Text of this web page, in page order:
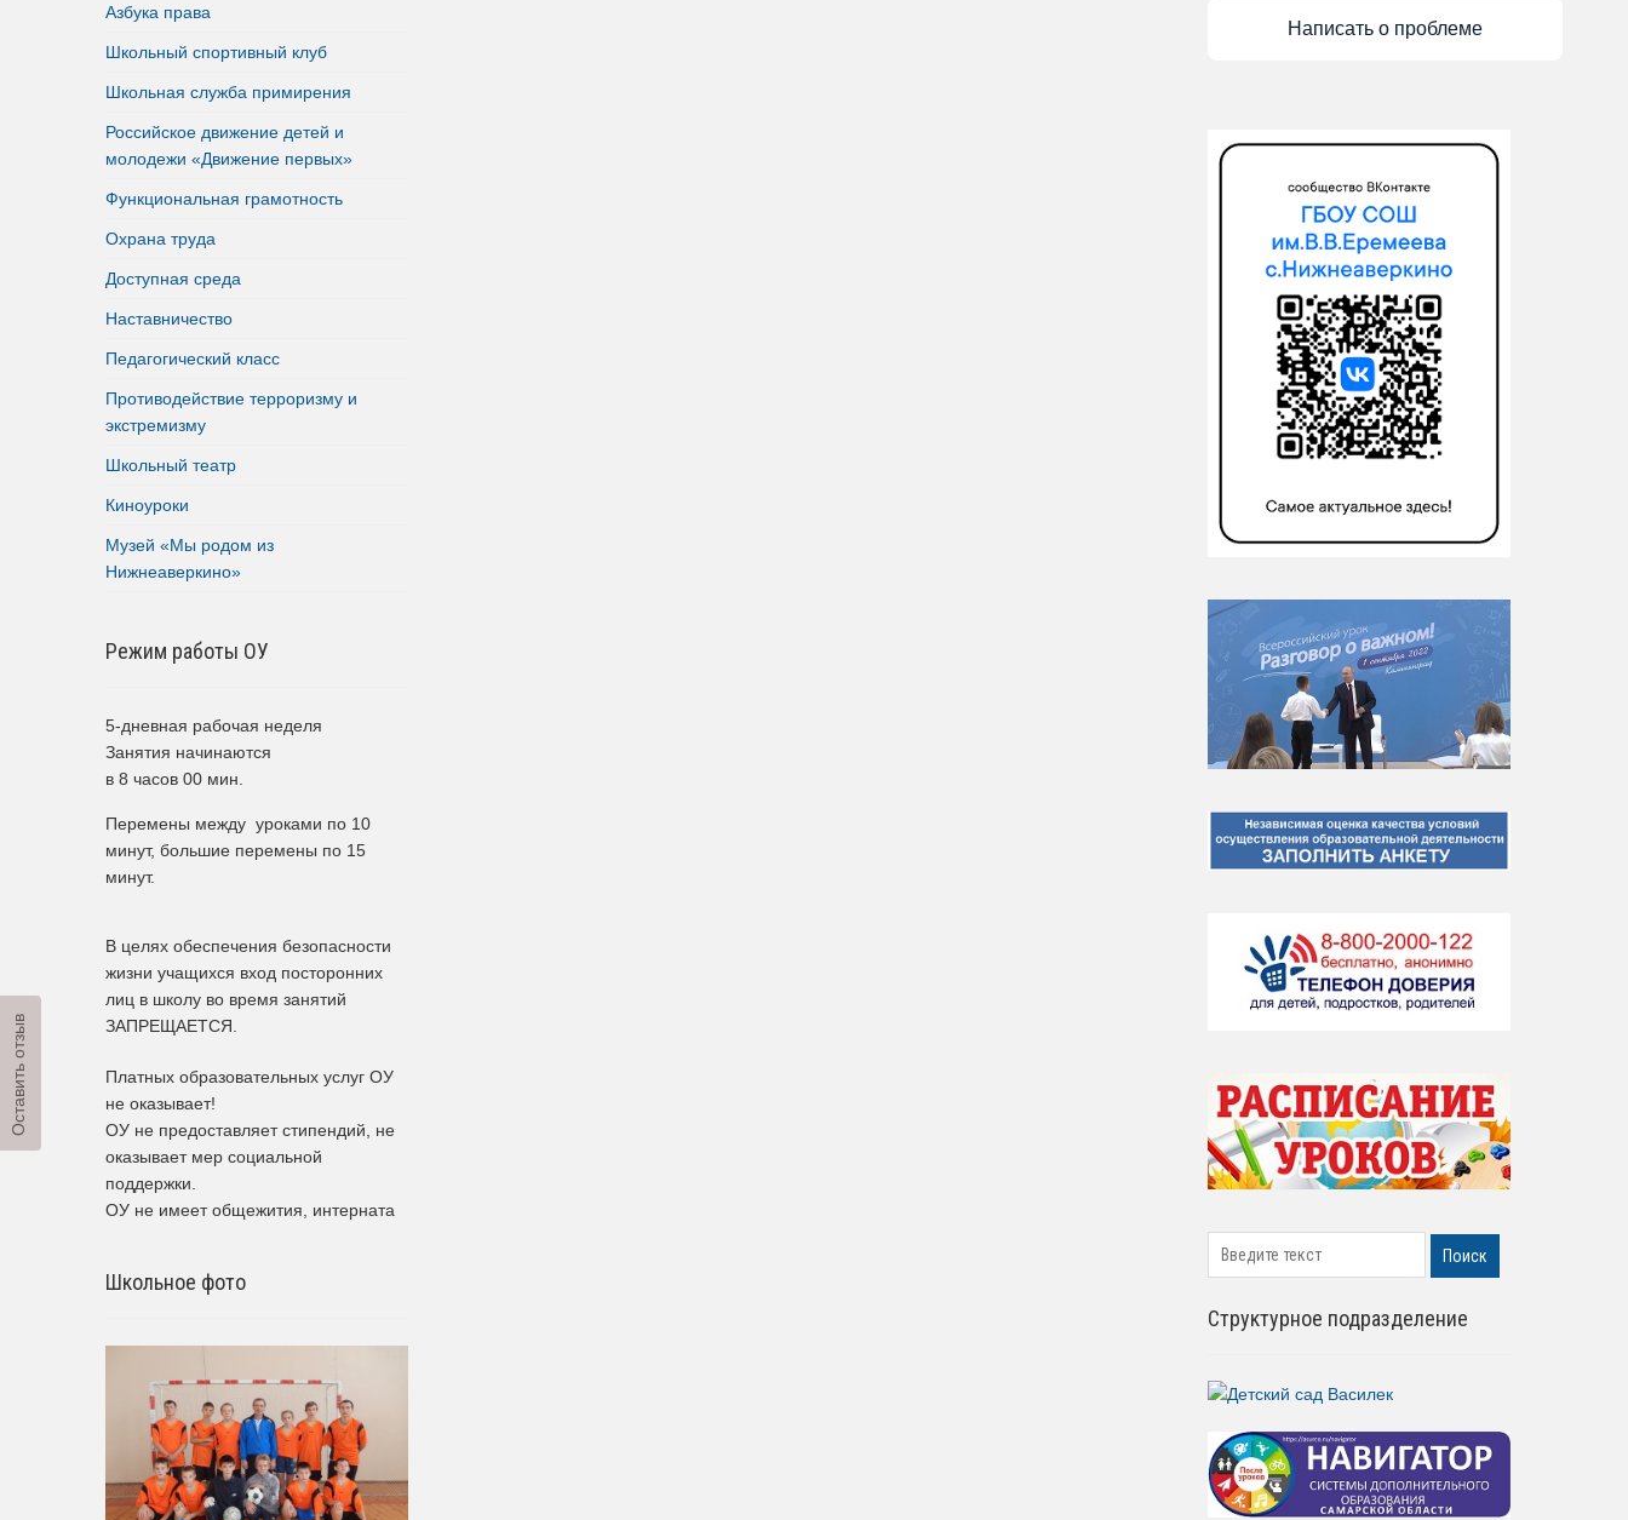
Азбука права
Школьный спортивный клуб
Школьная служба примирения
Российское движение детей и
молодежи «Движение первых»
Функциональная грамотность
Охрана труда
Доступная среда
Наставничество
Педагогический класс
Противодействие терроризму и
экстремизму
Школьный театр
Киноуроки
Музей «Мы родом из
Нижнеаверкино»
Режим работы ОУ
5-дневная рабочая неделя
Занятия начинаются
в 8 часов 00 мин.
Перемены между уроками по 10
минут, большие перемены по 15
минут.
В целях обеспечения безопасности
жизни учащихся вход посторонних
лиц в школу во время занятий
ЗАПРЕЩАЕТСЯ.
Платных образовательных услуг ОУ
не оказывает!
ОУ не предоставляет стипендий, не
оказывает мер социальной
поддержки.
ОУ не имеет общежития, интерната
Школьное фото
Написать о проблеме
search
Поиск
Структурное подразделение
Оставить отзыв